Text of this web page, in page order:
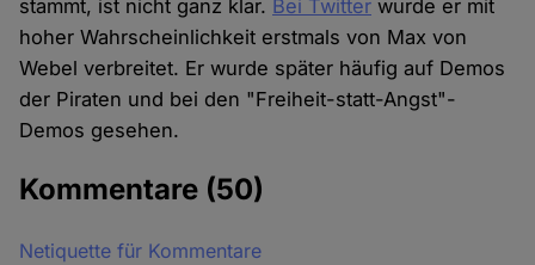
stammt, ist nicht ganz klar. Bei Twitter wurde er mit
hoher Wahrscheinlichkeit erstmals von Max von
Webel verbreitet. Er wurde später häufig auf Demos
der Piraten und bei den "Freiheit-statt-Angst"-
Demos gesehen.
Kommentare (50)
Netiquette für Kommentare